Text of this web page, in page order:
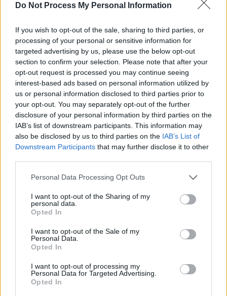
Do Not Process My Personal Information
If you wish to opt-out of the sale, sharing to third parties, or
processing of your personal or sensitive information for
targeted advertising by us, please use the below opt-out
section to confirm your selection. Please note that after your
opt-out request is processed you may continue seeing
interest-based ads based on personal information utilized by
us or personal information disclosed to third parties prior to
your opt-out. You may separately opt-out of the further
disclosure of your personal information by third parties on the
IAB’s list of downstream participants. This information may
also be disclosed by us to third parties on the IAB’s List of
Downstream Participants that may further disclose it to other
Personal Data Processing Opt Outs
I want to opt-out of the Sharing of my
personal data.
Opted In
I want to opt-out of the Sale of my
Personal Data.
Opted In
I want to opt-out of processing my
Personal Data for Targeted Advertising.
Opted In
PACE (Peia)
Acțiunea Conservatoare (Târziu)
PDF (Lazarus)
PUSL (D. Voiculescu)
PNȚCD (Pavelescu)
PNCR (Terheș)
Partidul Patrioților (Surugiu)
FAR (Coarnă)
România pe Primul Loc (Ponta)
Altul
Arhiva sondajelor